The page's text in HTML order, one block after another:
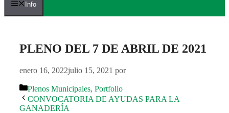
Info
PLENO DEL 7 DE ABRIL DE 2021
enero 16, 2022julio 15, 2021 por
Categorías
Plenos Municipales, Portfolio
CONVOCATORIA DE AYUDAS PARA LA
GANADERÍA